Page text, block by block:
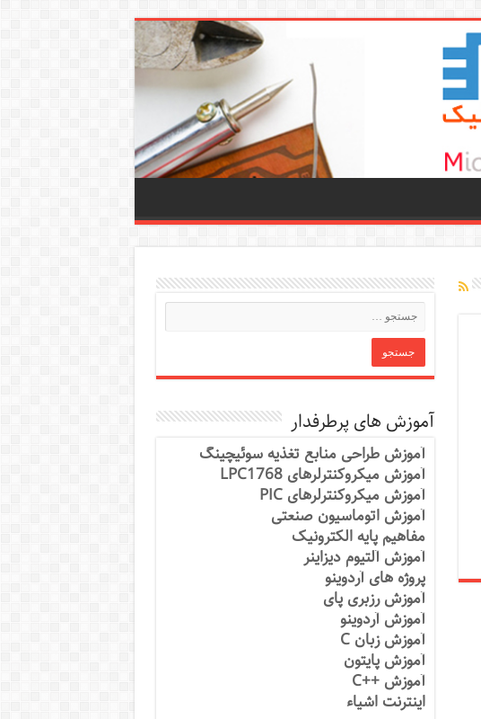
آموزش های پرطرفدار
آموزش طراحی منابع تغذیه سوئیچینگ
آموزش میکروکنترلرهای LPC1768
آموزش میکروکنترلرهای PIC
آموزش اتوماسیون صنعتی
مفاهیم پایه الکترونیک
آموزش آلتیوم دیزاینر
پروژه های آردوینو
آموزش رزبری پای
آموزش آردوینو
آموزش زبان C
آموزش پایتون
آموزش ++C
اینترنت اشیاء